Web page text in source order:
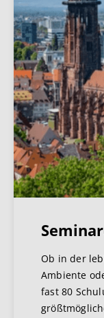
Ob in der
Ambiente
fast 80